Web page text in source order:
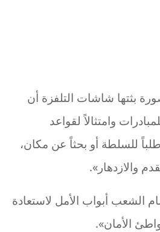
بثتها شاشات التلفزة أن
وامتثالاً لقواعد
للسلطة أو بحثاً عن مكان،
والازدهار».
الشعب أبواب الأمل لاستعادة
الأمان».